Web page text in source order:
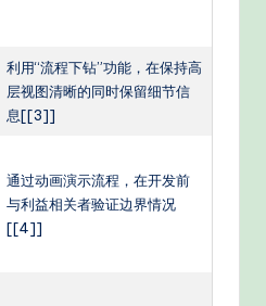
利用“流程下钻”功能，在保持高
层视图清晰的同时保留细节信
息[[3]]
通过动画演示流程，在开发前
与利益相关者验证边界情况
[[4]]